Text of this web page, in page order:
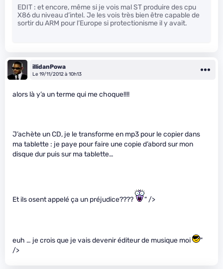
EDIT : et encore, même si je vois mal ST produire des cpu
X86 du niveau d’intel. Je les vois très bien être capable de
sortir du ARM pour l’Europe si protectionisme il y avait.
illidanPowa
Le 19/11/2012 à 10h13
alors là y’a un terme qui me choque!!!!
J’achète un CD, je le transforme en mp3 pour le copier dans
ma tablette : je paye pour faire une copie d’abord sur mon
disque dur puis sur ma tablette…
Et ils osent appelé ça un préjudice???? " />
euh … je crois que je vais devenir éditeur de musique moi
"
/>